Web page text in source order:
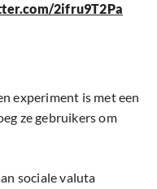
2ifru9T2Pa
experiment is met een
ze gebruikers om
sociale valuta